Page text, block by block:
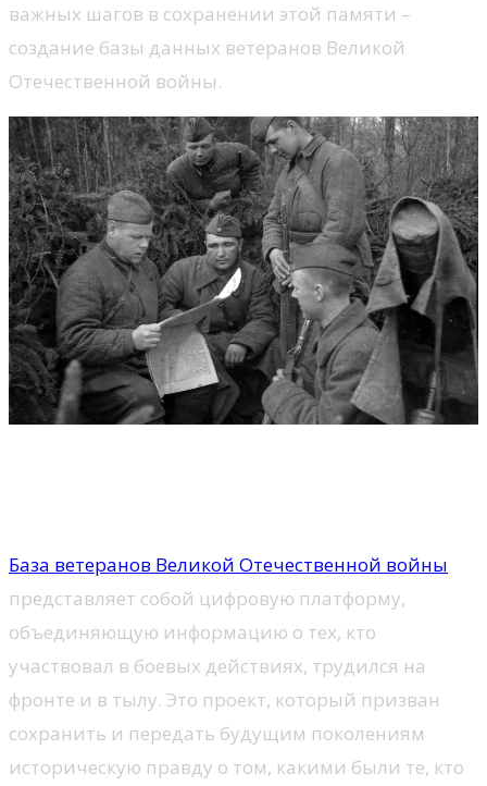
важных шагов в сохранении этой памяти –
создание базы данных ветеранов Великой
Отечественной войны.
База ветеранов Великой Отечественной войны
представляет собой цифровую платформу,
объединяющую информацию о тех, кто
участвовал в боевых действиях, трудился на
фронте и в тылу. Это проект, который призван
сохранить и передать будущим поколениям
историческую правду о том, какими были те, кто